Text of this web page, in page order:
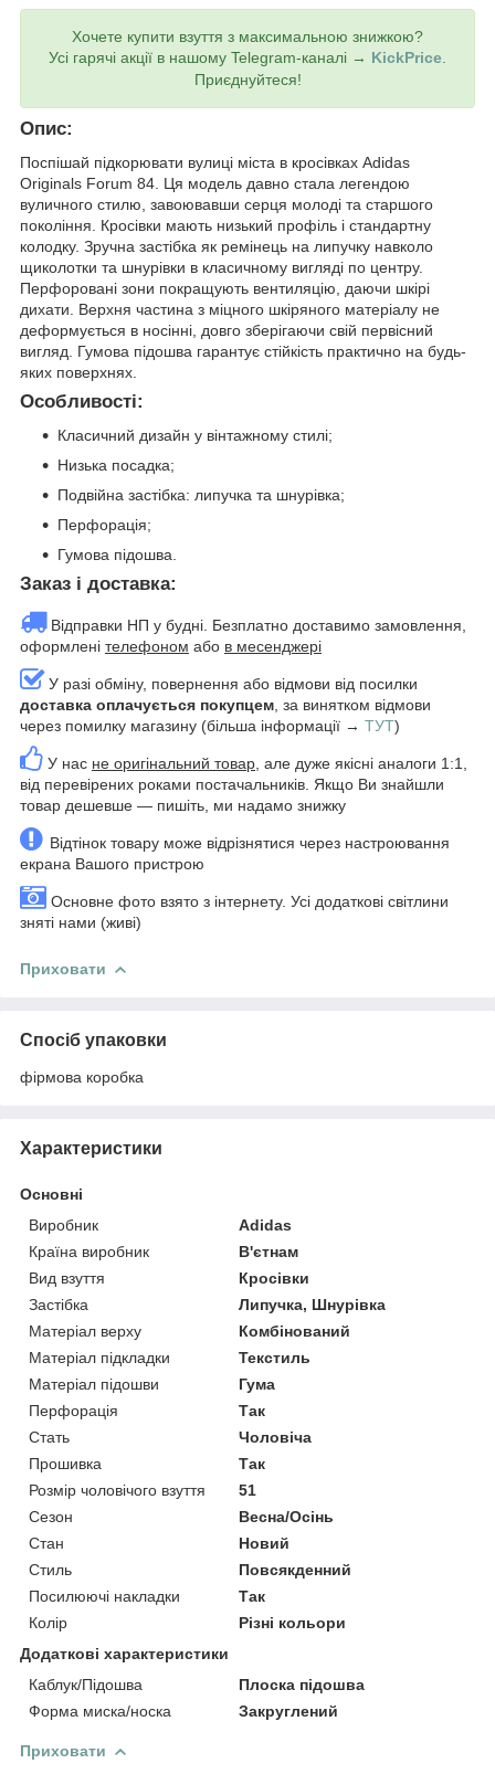
Хочете купити взуття з максимальною знижкою?
Усі гарячі акції в нашому Telegram-каналі → KickPrice.
Приєднуйтеся!
Опис:
Поспішай підкорювати вулиці міста в кросівках Adidas
Originals Forum 84. Ця модель давно стала легендою
вуличного стилю, завоювавши серця молоді та старшого
покоління. Кросівки мають низький профіль і стандартну
колодку. Зручна застібка як ремінець на липучку навколо
щиколотки та шнурівки в класичному вигляді по центру.
Перфоровані зони покращують вентиляцію, даючи шкірі
дихати. Верхня частина з міцного шкіряного матеріалу не
деформується в носінні, довго зберігаючи свій первісний
вигляд. Гумова підошва гарантує стійкість практично на будь-
яких поверхнях.
Особливості:
Класичний дизайн у вінтажному стилі;
Низька посадка;
Подвійна застібка: липучка та шнурівка;
Перфорація;
Гумова підошва.
Заказ і доставка:
Відправки НП у будні. Безплатно доставимо замовлення,
оформлені телефоном або в месенджері
У разі обміну, повернення або відмови від посилки
доставка оплачується покупцем , за винятком відмови
через помилку магазину (більша інформації → ТУТ)
У нас не оригінальний товар , але дуже якісні аналоги 1:1,
від перевірених роками постачальників. Якщо Ви знайшли
товар дешевше — пишіть, ми надамо знижку
Відтінок товару може відрізнятися через настроювання
екрана Вашого пристрою
Основне фото взято з інтернету. Усі додаткові світлини
зняті нами (живі)
Приховати
Спосіб упаковки
фірмова коробка
Характеристики
Основні
Виробник
Adidas
Країна виробник
В'єтнам
Вид взуття
Кросівки
Застібка
Липучка, Шнурівка
Матеріал верху
Комбінований
Матеріал підкладки
Текстиль
Матеріал підошви
Гума
Перфорація
Так
Стать
Чоловіча
Прошивка
Так
Розмір чоловічого взуття
51
Сезон
Весна/Осінь
Стан
Новий
Стиль
Повсякденний
Посилюючі накладки
Так
Колір
Різні кольори
Додаткові характеристики
Каблук/Підошва
Плоска підошва
Форма миска/носка
Закруглений
Приховати